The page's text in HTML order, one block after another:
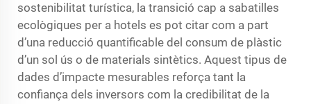
sostenibilitat turística, la transició cap a sabatilles
ecològiques per a hotels es pot citar com a part
d’una reducció quantificable del consum de plàstic
d’un sol ús o de materials sintètics. Aquest tipus de
dades d’impacte mesurables reforça tant la
confiança dels inversors com la credibilitat de la